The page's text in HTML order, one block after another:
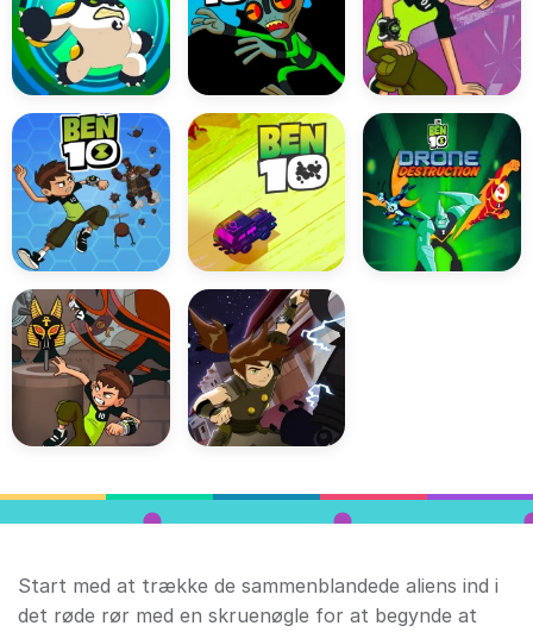
Start med at trække de sammenblandede aliens ind i
det røde rør med en skruenøgle for at begynde at